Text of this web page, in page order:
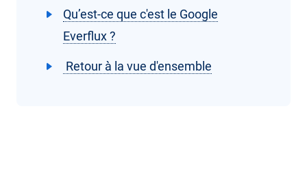
Qu’est-ce que c'est le Google
Everflux ?
Retour à la vue d'ensemble